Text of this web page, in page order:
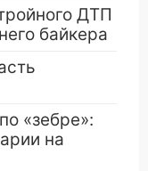
ДТП
байкера
«зебре»:
на